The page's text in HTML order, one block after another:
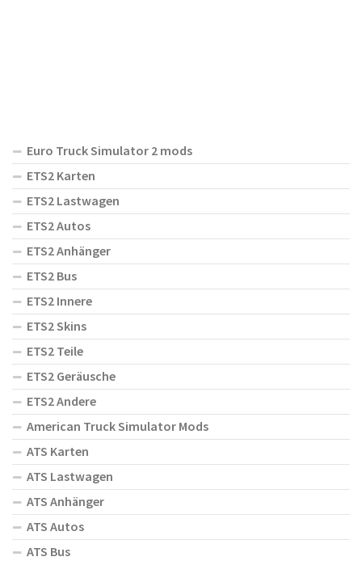
Euro Truck Simulator 2 mods
ETS2 Karten
ETS2 Lastwagen
ETS2 Autos
ETS2 Anhänger
ETS2 Bus
ETS2 Innere
ETS2 Skins
ETS2 Teile
ETS2 Geräusche
ETS2 Andere
American Truck Simulator Mods
ATS Karten
ATS Lastwagen
ATS Anhänger
ATS Autos
ATS Bus